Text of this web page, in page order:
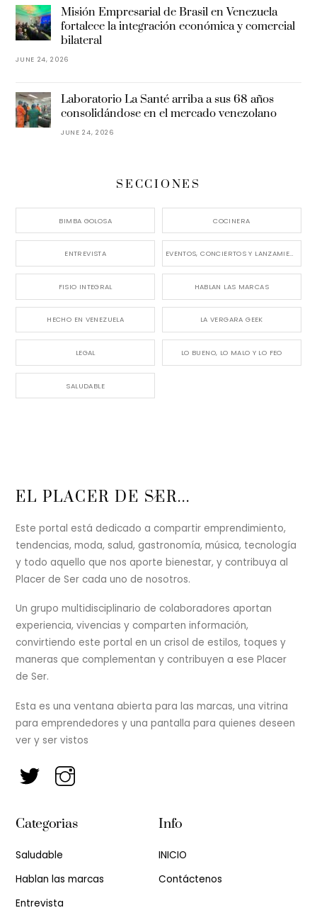
Misión Empresarial de Brasil en Venezuela
fortalece la integración económica y comercial
bilateral
JUNE 24, 2026
Laboratorio La Santé arriba a sus 68 años
consolidándose en el mercado venezolano
JUNE 24, 2026
SECCIONES
BIMBA GOLOSA COCINERA
ENTREVISTA EVENTOS, CONCIERTOS Y LANZAMIENTOS
FISIO INTEGRAL HABLAN LAS MARCAS
HECHO EN VENEZUELA LA VERGARA GEEK
LEGAL LO BUENO, LO MALO Y LO FEO
SALUDABLE
Back
Top
EL PLACER DE SER...
Este portal está dedicado a compartir emprendimiento,
tendencias, moda, salud, gastronomía, música, tecnología
y todo aquello que nos aporte bienestar, y contribuya al
Placer de Ser cada uno de nosotros.
Un grupo multidisciplinario de colaboradores aportan
experiencia, vivencias y comparten información,
convirtiendo este portal en un crisol de estilos, toques y
maneras que complementan y contribuyen a ese Placer
de Ser.
Esta es una ventana abierta para las marcas, una vitrina
para emprendedores y una pantalla para quienes deseen
ver y ser vistos
Categorias
Saludable
Hablan las marcas
Entrevista
Info
INICIO
Contáctenos